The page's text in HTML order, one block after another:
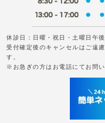
休診日：日曜・祝日・土曜日午後
受付確定後のキャンセルはご遠
す。
※お急ぎの方はお電話にてお問